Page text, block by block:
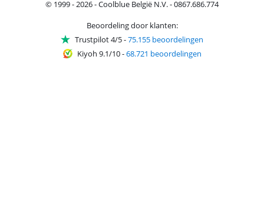
© 1999 - 2026 - Coolblue België N.V. - 0867.686.774
Beoordeling door klanten:
Trustpilot 4/5-75.155 beoordelingen
Kiyoh 9.1/10-68.721 beoordelingen